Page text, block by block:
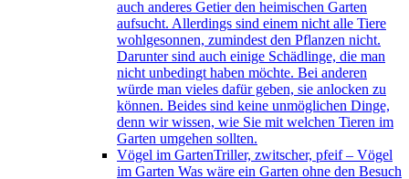
auch anderes Getier den heimischen Garten
aufsucht. Allerdings sind einem nicht alle Tiere
wohlgesonnen, zumindest den Pflanzen nicht.
Darunter sind auch einige Schädlinge, die man
nicht unbedingt haben möchte. Bei anderen
würde man vieles dafür geben, sie anlocken zu
können. Beides sind keine unmöglichen Dinge,
denn wir wissen, wie Sie mit welchen Tieren im
Garten umgehen sollten.
Vögel im GartenTriller, zwitscher, pfeif – Vögel
im Garten Was wäre ein Garten ohne den Besuch